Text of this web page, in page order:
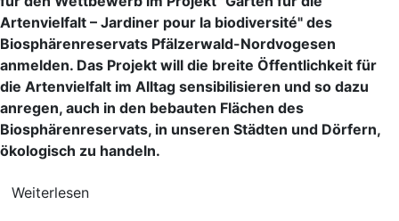
Artenvielfalt – Jardiner pour la biodiversité" des
Biosphärenreservats Pfälzerwald-Nordvogesen
anmelden. Das Projekt will die breite Öffentlichkeit für
die Artenvielfalt im Alltag sensibilisieren und so dazu
anregen, auch in den bebauten Flächen des
Biosphärenreservats, in unseren Städten und Dörfern,
ökologisch zu handeln.
Weiterlesen